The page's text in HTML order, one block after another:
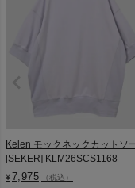
Kelen モックネックカットソ
[SEKER] KLM26SCS1168
¥7,975 （税込）